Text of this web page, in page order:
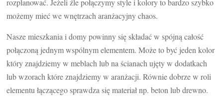
rozplanować. Jeżeli źle połączymy style i kolory to bardzo szybko
możemy mieć we wnętrzach aranżacyjny chaos.
Nasze mieszkania i domy powinny się składać w spójną całość
połączoną jednym wspólnym elementem. Może to być jeden kolor
który znajdziemy w meblach lub na ścianach ujęty w dodatkach
lub wzorach które znajdziemy w aranżacji. Równie dobrze w roli
elementu łączącego sprawdza się materiał np. beton lub drewno.